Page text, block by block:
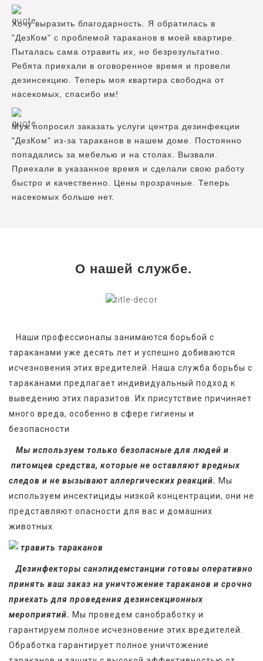
Хочу выразить благодарность. Я обратилась в
"ДезКом" с проблемой тараканов в моей квартире.
Пыталась сама отравить их, но безрезультатно.
Ребята приехали в оговоренное время и провели
дезинсекцию. Теперь моя квартира свободна от
насекомых, спасибо им!
Муж попросил заказать услуги центра дезинфекции
"ДезКом" из-за тараканов в нашем доме. Постоянно
попадались за мебелью и на столах. Вызвали.
Приехали в указанное время и сделали свою работу
быстро и качественно. Цены прозрачные. Теперь
насекомых больше нет.
О нашей службе.
Наши профессионалы занимаются борьбой с
тараканами уже десять лет и успешно добиваются
исчезновения этих вредителей. Наша служба борьбы с
тараканами предлагает индивидуальный подход к
выведению этих паразитов. Их присутствие причиняет
много вреда, особенно в сфере гигиены и
безопасности
Мы используем только безопасные для людей и
питомцев средства, которые не оставляют вредных
следов и не вызывают аллергических реакций. Мы
используем инсектициды низкой концентрации, они не
представляют опасности для вас и домашних
животных.
Дезинфекторы санэпидемстанции готовы оперативно
принять ваш заказ на уничтожение тараканов и срочно
приехать для проведения дезинсекционных
мероприятий. Мы проведем санобработку и
гарантируем полное исчезновение этих вредителей.
Обработка гарантирует полное уничтожение